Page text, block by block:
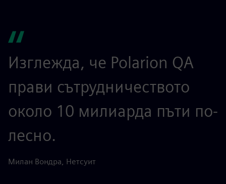
Изглежда, че Polarion QA
прави сътрудничеството
около 10 милиарда пъти по-
лесно.
Милан Вондра, Нетсуит